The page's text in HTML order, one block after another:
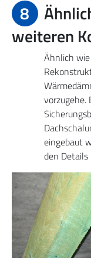
8
weiteren
Ähnlich
vorzugehe.
eingebaut
den